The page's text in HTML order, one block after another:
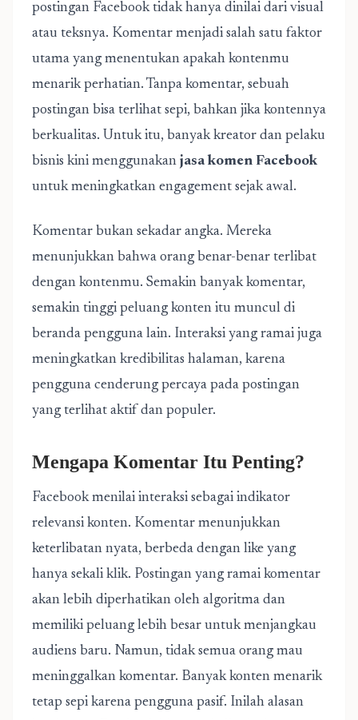
postingan Facebook tidak hanya dinilai dari visual
atau teksnya. Komentar menjadi salah satu faktor
utama yang menentukan apakah kontenmu
menarik perhatian. Tanpa komentar, sebuah
postingan bisa terlihat sepi, bahkan jika kontennya
berkualitas. Untuk itu, banyak kreator dan pelaku
bisnis kini menggunakan jasa komen Facebook
untuk meningkatkan engagement sejak awal.
Komentar bukan sekadar angka. Mereka
menunjukkan bahwa orang benar-benar terlibat
dengan kontenmu. Semakin banyak komentar,
semakin tinggi peluang konten itu muncul di
beranda pengguna lain. Interaksi yang ramai juga
meningkatkan kredibilitas halaman, karena
pengguna cenderung percaya pada postingan
yang terlihat aktif dan populer.
Mengapa Komentar Itu Penting?
Facebook menilai interaksi sebagai indikator
relevansi konten. Komentar menunjukkan
keterlibatan nyata, berbeda dengan like yang
hanya sekali klik. Postingan yang ramai komentar
akan lebih diperhatikan oleh algoritma dan
memiliki peluang lebih besar untuk menjangkau
audiens baru. Namun, tidak semua orang mau
meninggalkan komentar. Banyak konten menarik
tetap sepi karena pengguna pasif. Inilah alasan